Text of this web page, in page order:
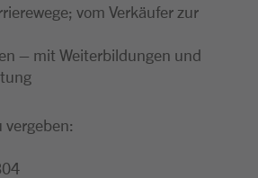
vom Verkäufer zur
– mit Weiterbildungen und
vergeben: